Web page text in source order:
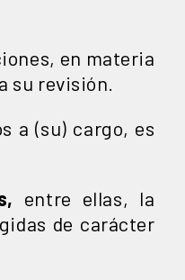
en materia
su revisión.
a (su) cargo, es
entre ellas, la
de carácter